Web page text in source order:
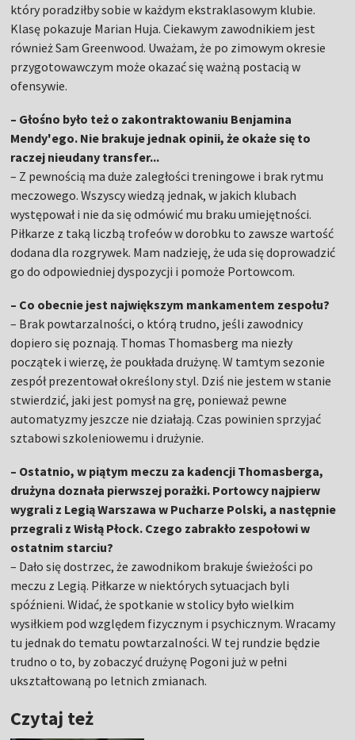
który poradziłby sobie w każdym ekstraklasowym klubie.
Klasę pokazuje Marian Huja. Ciekawym zawodnikiem jest
również Sam Greenwood. Uważam, że po zimowym okresie
przygotowawczym może okazać się ważną postacią w
ofensywie.
– Głośno było też o zakontraktowaniu Benjamina
Mendy'ego. Nie brakuje jednak opinii, że okaże się to
raczej nieudany transfer...
– Z pewnością ma duże zaległości treningowe i brak rytmu
meczowego. Wszyscy wiedzą jednak, w jakich klubach
występował i nie da się odmówić mu braku umiejętności.
Piłkarze z taką liczbą trofeów w dorobku to zawsze wartość
dodana dla rozgrywek. Mam nadzieję, że uda się doprowadzić
go do odpowiedniej dyspozycji i pomoże Portowcom.
– Co obecnie jest największym mankamentem zespołu?
– Brak powtarzalności, o którą trudno, jeśli zawodnicy
dopiero się poznają. Thomas Thomasberg ma niezły
początek i wierzę, że poukłada drużynę. W tamtym sezonie
zespół prezentował określony styl. Dziś nie jestem w stanie
stwierdzić, jaki jest pomysł na grę, ponieważ pewne
automatyzmy jeszcze nie działają. Czas powinien sprzyjać
sztabowi szkoleniowemu i drużynie.
– Ostatnio, w piątym meczu za kadencji Thomasberga,
drużyna doznała pierwszej porażki. Portowcy najpierw
wygrali z Legią Warszawa w Pucharze Polski, a następnie
przegrali z Wisłą Płock. Czego zabrakło zespołowi w
ostatnim starciu?
– Dało się dostrzec, że zawodnikom brakuje świeżości po
meczu z Legią. Piłkarze w niektórych sytuacjach byli
spóźnieni. Widać, że spotkanie w stolicy było wielkim
wysiłkiem pod względem fizycznym i psychicznym. Wracamy
tu jednak do tematu powtarzalności. W tej rundzie będzie
trudno o to, by zobaczyć drużynę Pogoni już w pełni
ukształtowaną po letnich zmianach.
Czytaj też